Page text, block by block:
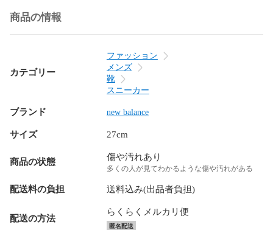
商品の情報
カテゴリー
ファッション
メンズ
靴
スニーカー
ブランド new balance
サイズ 27cm
商品の状態 傷や汚れあり
多くの人が見てわかるような傷や汚れがある
配送料の負担 送料込み(出品者負担)
配送の方法
らくらくメルカリ便
匿名配送